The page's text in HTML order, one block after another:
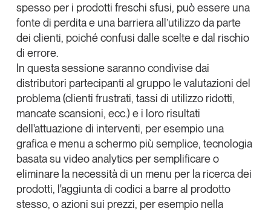
Chi siamo
Newsletter
Contatti
Tendenze Journal
La nostra newsletter nella tua email
Iscriviti
spesso per i prodotti freschi sfusi, può essere una
fonte di perdita e una barriera all’utilizzo da parte
dei clienti, poiché confusi dalle scelte e dal rischio
di errore.
In questa sessione saranno condivise dai
distributori partecipanti al gruppo le valutazioni del
problema (clienti frustrati, tassi di utilizzo ridotti,
mancate scansioni, ecc.) e i loro risultati
dell'attuazione di interventi, per esempio una
grafica e menu a schermo più semplice, tecnologia
basata su video analytics per semplificare o
eliminare la necessità di un menu per la ricerca dei
prodotti, l'aggiunta di codici a barre al prodotto
stesso, o azioni sui prezzi, per esempio nella